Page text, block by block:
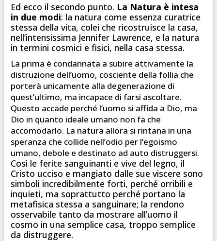
Ed ecco il secondo punto. La Natura è intesa
in due modi: la natura come essenza curatrice
stessa della vita, colei che ricostruisce la casa,
nell’intensissima Jennifer Lawrence, e la natura
in termini cosmici e fisici, nella casa stessa.
La prima è condannata a subire attivamente la
distruzione dell’uomo, cosciente della follia che
porterà unicamente alla degenerazione di
quest’ultimo, ma incapace di farsi ascoltare.
Questo accade perché l’uomo si affida a Dio, ma
Dio in quanto ideale umano non fa che
accomodarlo. La natura allora si rintana in una
speranza che collide nell’odio per l’egoismo
umano, debole e destinato ad auto distruggersi.
Così le ferite sanguinanti e vive del legno, il
Cristo ucciso e mangiato dalle sue viscere sono
simboli incredibilmente forti, perché orribili e
inquieti, ma soprattutto perché portano la
metafisica stessa a sanguinare; la rendono
osservabile tanto da mostrare all’uomo il
cosmo in una semplice casa, troppo semplice
da distruggere.